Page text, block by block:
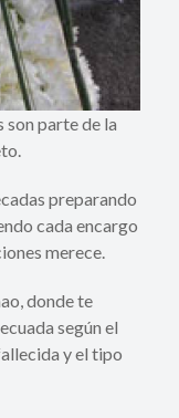
son parte de la
preparando
cada encargo
merece.
donde te
según el
y el tipo